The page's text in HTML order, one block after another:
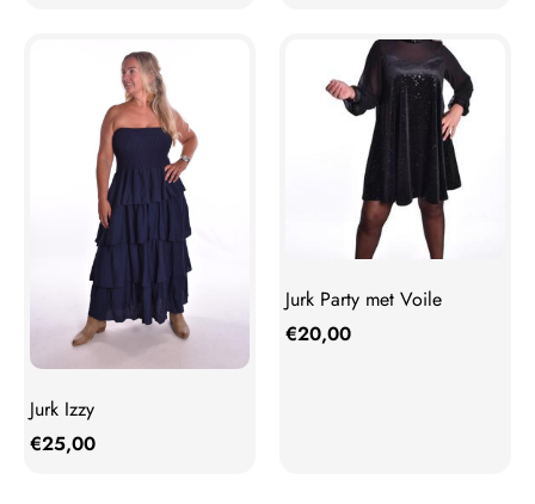
Jurk Izzy
€25,00
Jurk Party met Voile
€20,00